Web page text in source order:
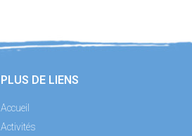
PLUS DE LIENS
Accueil
Activités